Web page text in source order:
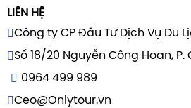
LIÊN HỆ
Công ty CP Đầu Tư Dịch Vụ Du
Số 18/20 Nguyễn Công Hoan, P.
0964 499 989
Ceo@Onlytour.vn